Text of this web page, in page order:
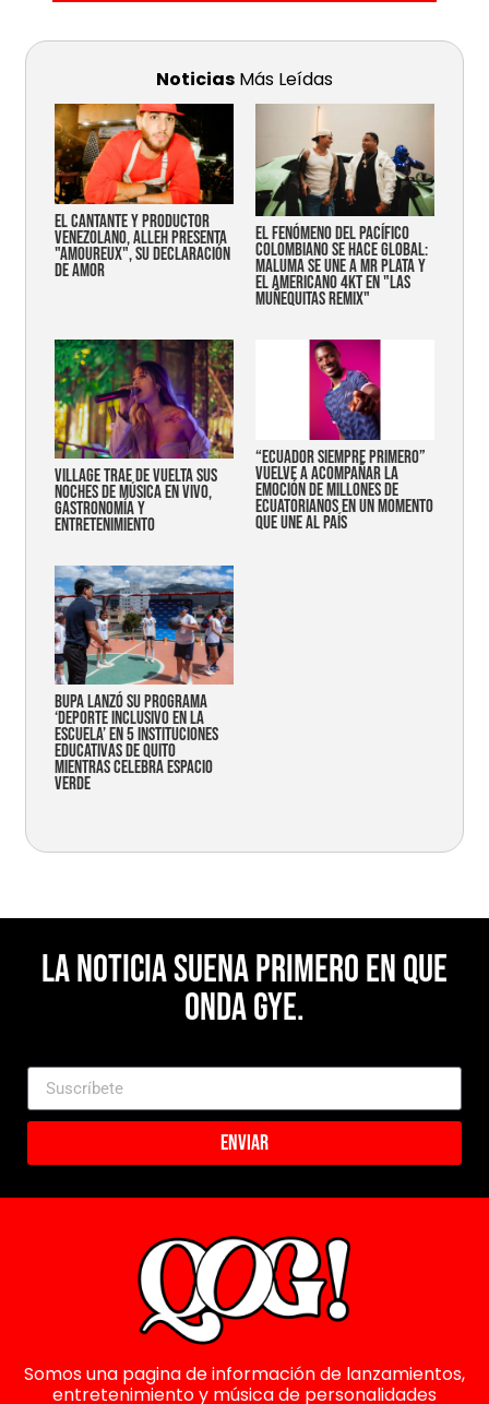
Noticias Más Leídas
EL CANTANTE Y PRODUCTOR
VENEZOLANO, ALLEH PRESENTA
"AMOUREUX", SU DECLARACIÓN
DE AMOR
EL FENÓMENO DEL PACÍFICO
COLOMBIANO SE HACE GLOBAL:
MALUMA SE UNE A MR PLATA Y
EL AMERICANO 4KT EN "LAS
MUÑEQUITAS REMIX"
Village trae de vuelta sus
noches de música en vivo,
gastronomía y
entretenimiento
“Ecuador siempre primero”
vuelve a acompañar la
emoción de millones de
ecuatorianos en un momento
que une al país
Bupa lanzó su programa
‘Deporte Inclusivo en la
Escuela’ en 5 instituciones
educativas de Quito
mientras celebra espacio
verde
La noticia suena primero en Que
Onda Gye.
Enviar
Somos una pagina de información de lanzamientos,
entretenimiento y música de personalidades